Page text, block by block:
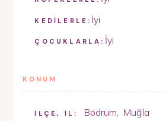
KEDİLERLE: İyi
ÇOCUKLARLA: İyi
KONUM
İLÇE, İL: Bodrum, Muğla